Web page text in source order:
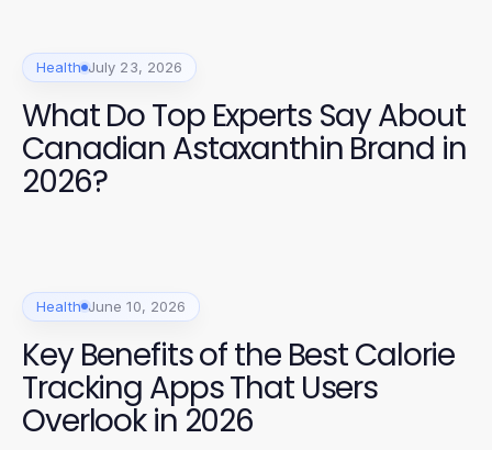
Health July 23, 2026
What Do Top Experts Say About
Canadian Astaxanthin Brand in
2026?
Health June 10, 2026
Key Benefits of the Best Calorie
Tracking Apps That Users
Overlook in 2026